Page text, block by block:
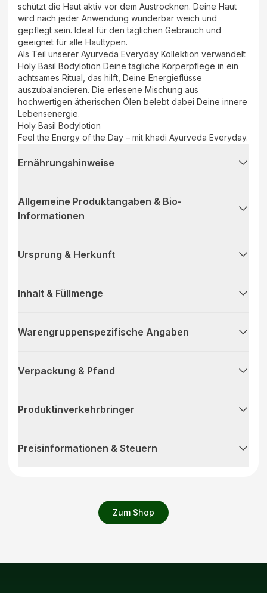
Zum Shop
schützt die Haut aktiv vor dem Austrocknen. Deine Haut
wird nach jeder Anwendung wunderbar weich und
gepflegt sein. Ideal für den täglichen Gebrauch und
geeignet für alle Hauttypen.
Als Teil unserer Ayurveda Everyday Kollektion verwandelt
Holy Basil Bodylotion Deine tägliche Körperpflege in ein
achtsames Ritual, das hilft, Deine Energieflüsse
auszubalancieren. Die erlesene Mischung aus
hochwertigen ätherischen Ölen belebt dabei Deine innere
Lebensenergie.
Holy Basil Bodylotion
Feel the Energy of the Day – mit khadi Ayurveda Everyday.
Ernährungshinweise
Allgemeine Produktangaben & Bio-
Informationen
Ursprung & Herkunft
Inhalt & Füllmenge
Warengruppenspezifische Angaben
Verpackung & Pfand
Produktinverkehrbringer
Preisinformationen & Steuern